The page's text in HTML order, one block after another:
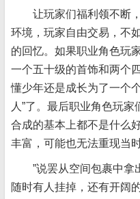
让玩家们福利领不断，
环境，玩家自由交易，不
的回忆。如果职业角色玩
一个五十级的首饰和两个
懂少年还是成长为了一个
人”了。最后职业角色玩
合成的基本上都不是什么
丰富，可能也无法重现当
”说罢从空间包裹中拿
随时有人挂掉，还有开阔